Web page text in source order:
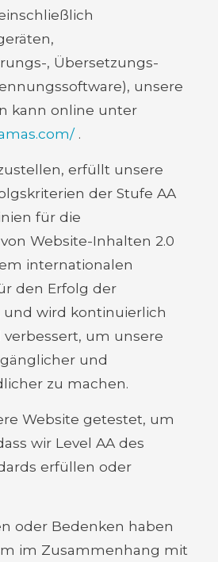
, Übersetzungs-
unsere
kann online unter
.
erfüllt unsere
der Stufe AA
für die
Website-Inhalten 2.0
internationalen
den Erfolg der
und wird kontinuierlich
um unsere
und
zu machen.
Website getestet, um
wir Level AA des
erfüllen oder
oder Bedenken haben
im Zusammenhang mit